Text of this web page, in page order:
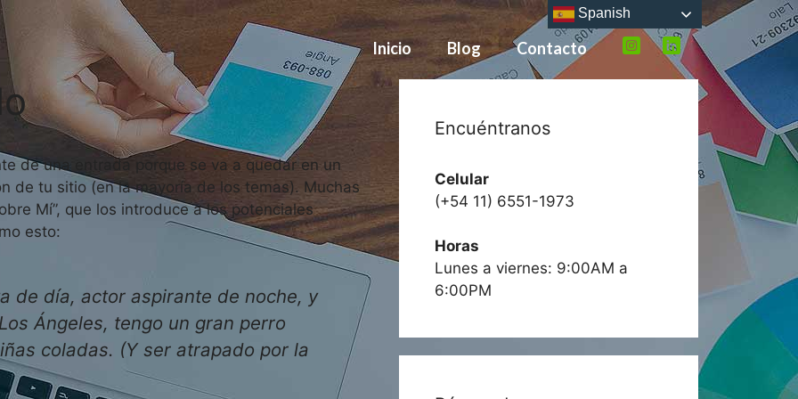
Inicio Blog Contacto
de una entrada porque se va a quedar en un
de tu sitio (en la mayoría de los temas). Muchas
Mí”, que los introduce a los potenciales
esto:
de día, actor aspirante de noche, y
Ángeles, tengo un gran perro
coladas. (Y ser atrapado por la
Encuéntranos
Celular
(+54 11) 6551-1973
Horas
Lunes a viernes: 9:00AM a
6:00PM
Spanish